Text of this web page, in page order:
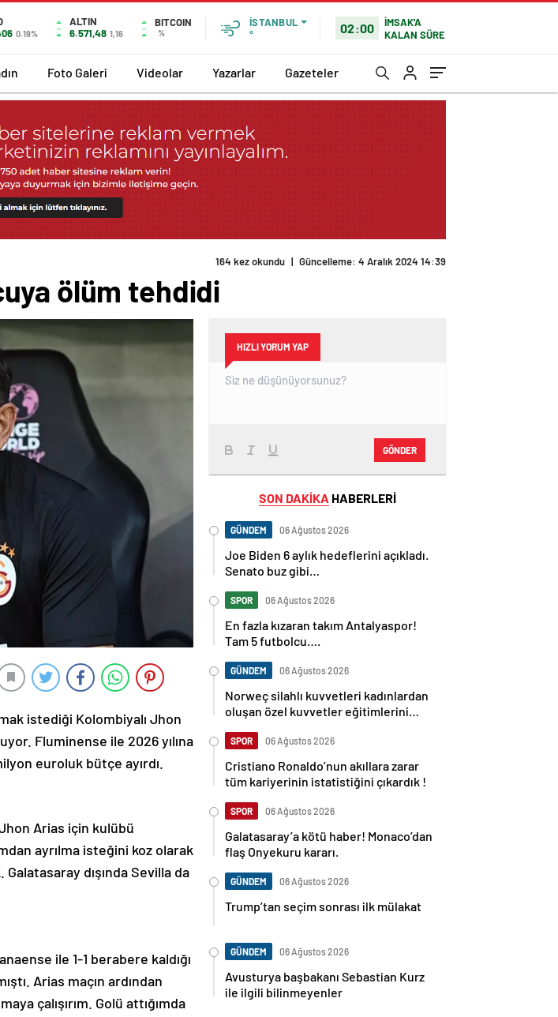
0.19%
ALTIN
6.571,48 1,16
BITCOIN
%
İSTANBUL
°
02:00
İMSAK'A
KALAN SÜRE
Foto Galeri Videolar Yazarlar Gazeteler
164 kez okundu | Güncelleme: 4 Aralık 2024 14:39
ölüm tehdidi
istediği Kolombiyalı Jhon
Fluminense ile 2026 yılına
euroluk bütçe ayırdı.
Arias için kulübü
ayrılma isteğini koz olarak
dışında Sevilla da
ile 1-1 berabere kaldığı
Arias maçın ardından
çalışırım. Golü attığımda
HIZLI YORUM YAP
GÖNDER
SON DAKİKA HABERLERİ
GÜNDEM 06 Ağustos 2026
Joe Biden 6 aylık hedeflerini açıkladı.
Senato buz gibi…
SPOR 06 Ağustos 2026
En fazla kızaran takım Antalyaspor!
Tam 5 futbolcu….
GÜNDEM 06 Ağustos 2026
Norweç silahlı kuvvetleri kadınlardan
oluşan özel kuvvetler eğitimlerini
SPOR 06 Ağustos 2026
Cristiano Ronaldo’nun akıllara zarar
tüm kariyerinin istatistiğini çıkardık !
SPOR 06 Ağustos 2026
Galatasaray’a kötü haber! Monaco’dan
flaş Onyekuru kararı.
GÜNDEM 06 Ağustos 2026
Trump’tan seçim sonrası ilk mülakat
GÜNDEM 06 Ağustos 2026
Avusturya başbakanı Sebastian Kurz
ile ilgili bilinmeyenler